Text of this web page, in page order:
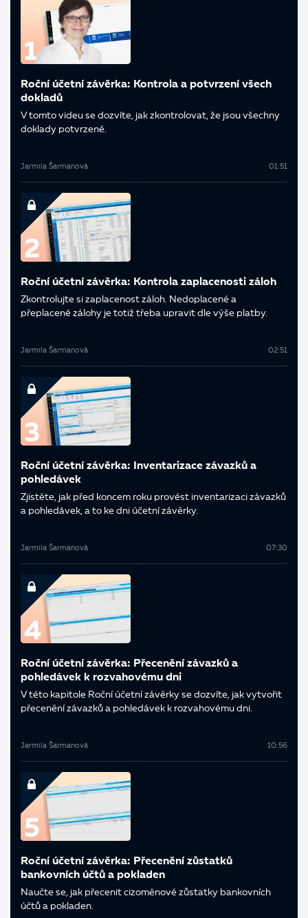
Roční účetní závěrka: Kontrola a potvrzení všech
dokladů
V tomto videu se dozvíte, jak zkontrolovat, že jsou všechny
doklady potvrzené.
Jarmila Šarmanová 01:51
Roční účetní závěrka: Kontrola zaplacenosti záloh
Zkontrolujte si zaplacenost záloh. Nedoplacené a
přeplacené zálohy je totiž třeba upravit dle výše platby.
Jarmila Šarmanová 02:51
Roční účetní závěrka: Inventarizace závazků a
pohledávek
Zjistěte, jak před koncem roku provést inventarizaci závazků
a pohledávek, a to ke dni účetní závěrky.
Jarmila Šarmanová 07:30
Roční účetní závěrka: Přecenění závazků a
pohledávek k rozvahovému dni
V této kapitole Roční účetní závěrky se dozvíte, jak vytvořit
přecenění závazků a pohledávek k rozvahovému dni.
Jarmila Šarmanová 10:56
Roční účetní závěrka: Přecenění zůstatků
bankovních účtů a pokladen
Naučte se, jak přecenit cizoměnové zůstatky bankovních
účtů a pokladen.